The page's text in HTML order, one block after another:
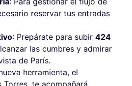
reservar tus entradas
: Prepárate para subir 424
las cumbres y admirar
de París.
herramienta, el
te acompañará